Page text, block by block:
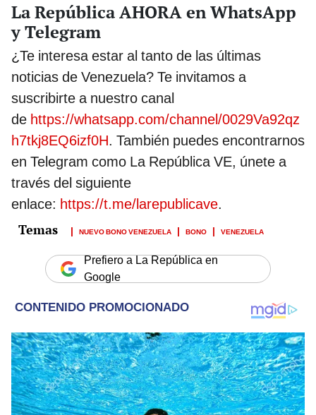
La República AHORA en WhatsApp
y Telegram
¿Te interesa estar al tanto de las últimas
noticias de Venezuela? Te invitamos a
suscribirte a nuestro canal
de https://whatsapp.com/channel/0029Va92qz
h7tkj8EQ6izf0H. También puedes encontrarnos
en Telegram como La República VE, únete a
través del siguiente
enlace: https://t.me/larepublicave.
NUEVO BONO VENEZUELA BONO VENEZUELA
Prefiero a La República en
Google